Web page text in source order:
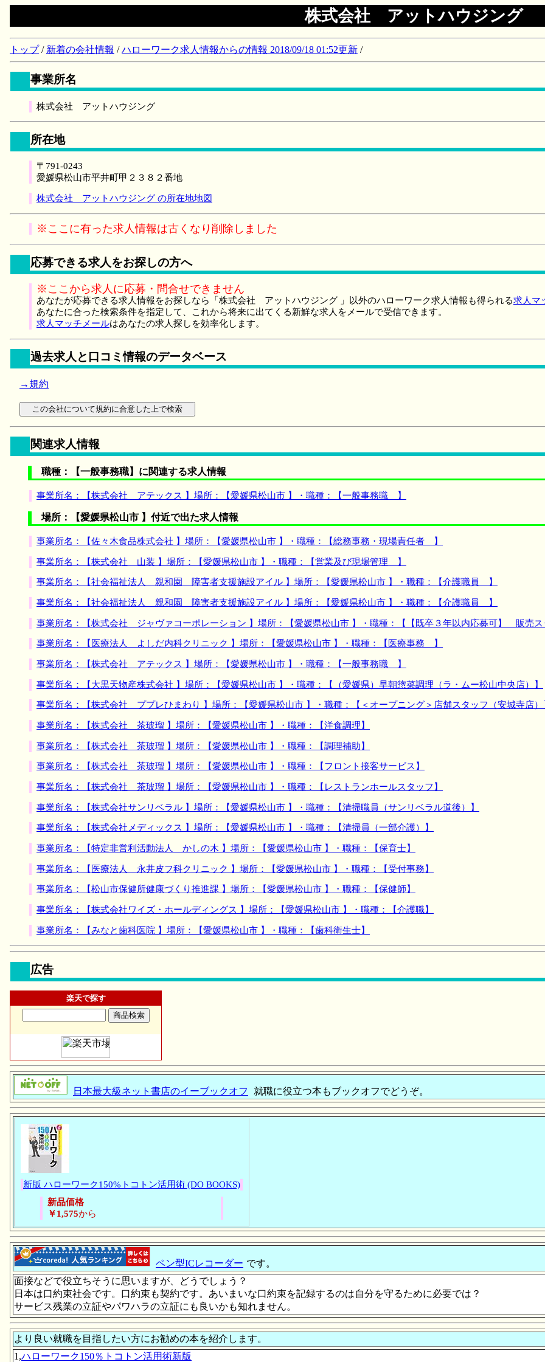
株式会社 アットハウジング
トップ/ 新着の会社情報 /ハローワーク求人情報からの情報 2018/09/18 01:52更新 /
事業所名
株式会社 アットハウジング
所在地
〒791-0243
愛媛県松山市平井町甲２３８２番地
株式会社 アットハウジング の所在地地図
※ここに有った求人情報は古くなり削除しました
応募できる求人をお探しの方へ
※ここから求人に応募・問合せできません
あなたが応募できる求人情報をお探しなら「株式会社 アットハウジング 」以外のハローワーク求人情報も得られる求人マ
あなたに合った検索条件を指定して、これから将来に出てくる新鮮な求人をメールで受信できます。
求人マッチメールはあなたの求人探しを効率化します。
過去求人と口コミ情報のデータベース
→規約
関連求人情報
職種：【一般事務職】に関連する求人情報
事業所名：【株式会社 アテックス 】場所：【愛媛県松山市 】・職種：【一般事務職 】
場所：【愛媛県松山市 】付近で出た求人情報
事業所名：【佐々木食品株式会社 】場所：【愛媛県松山市 】・職種：【総務事務・現場責任者 】
事業所名：【株式会社 山装 】場所：【愛媛県松山市 】・職種：【営業及び現場管理 】
事業所名：【社会福祉法人 親和園 障害者支援施設アイル 】場所：【愛媛県松山市 】・職種：【介護職員 】
事業所名：【社会福祉法人 親和園 障害者支援施設アイル 】場所：【愛媛県松山市 】・職種：【介護職員 】
事業所名：【株式会社 ジャヴァコーポレーション 】場所：【愛媛県松山市 】・職種：【【既卒３年以内応募可】 販売
事業所名：【医療法人 よしだ内科クリニック 】場所：【愛媛県松山市 】・職種：【医療事務 】
事業所名：【株式会社 アテックス 】場所：【愛媛県松山市 】・職種：【一般事務職 】
事業所名：【大黒天物産株式会社 】場所：【愛媛県松山市 】・職種：【（愛媛県）早朝惣菜調理（ラ・ムー松山中央店）】
事業所名：【株式会社 ププレひまわり 】場所：【愛媛県松山市 】・職種：【＜オープニング＞店舗スタッフ（安城寺店）
事業所名：【株式会社 茶玻瑠 】場所：【愛媛県松山市 】・職種：【洋食調理】
事業所名：【株式会社 茶玻瑠 】場所：【愛媛県松山市 】・職種：【調理補助】
事業所名：【株式会社 茶玻瑠 】場所：【愛媛県松山市 】・職種：【フロント接客サービス】
事業所名：【株式会社 茶玻瑠 】場所：【愛媛県松山市 】・職種：【レストランホールスタッフ】
事業所名：【株式会社サンリベラル 】場所：【愛媛県松山市 】・職種：【清掃職員（サンリベラル道後）】
事業所名：【株式会社メディックス 】場所：【愛媛県松山市 】・職種：【清掃員（一部介護）】
事業所名：【特定非営利活動法人 かしの木 】場所：【愛媛県松山市 】・職種：【保育士】
事業所名：【医療法人 永井皮フ科クリニック 】場所：【愛媛県松山市 】・職種：【受付事務】
事業所名：【松山市保健所健康づくり推進課 】場所：【愛媛県松山市 】・職種：【保健師】
事業所名：【株式会社ワイズ・ホールディングス 】場所：【愛媛県松山市 】・職種：【介護職】
事業所名：【みなと歯科医院 】場所：【愛媛県松山市 】・職種：【歯科衛生士】
広告
楽天で探す
日本最大級ネット書店のイーブックオフ 就職に役立つ本もブックオフでどうぞ。
新版 ハローワーク150%トコトン活用術 (DO BOOKS)
新品価格
￥1,575から
ペン型ICレコーダー です。
面接などで役立ちそうに思いますが、どうでしょう？
日本は口約束社会です。口約束も契約です。あいまいな口約束を記録するのは自分を守るために必要では？
サービス残業の立証やパワハラの立証にも良いかも知れません。
より良い就職を目指したい方にお勧めの本を紹介します。
1,ハローワーク150％トコトン活用術新版